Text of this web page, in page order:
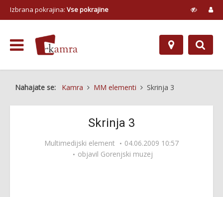
Izbrana pokrajina: Vse pokrajine
Nahajate se: Kamra MM elementi Skrinja 3
Skrinja 3
Multimedijski element
04.06.2009 10:57
objavil Gorenjski muzej